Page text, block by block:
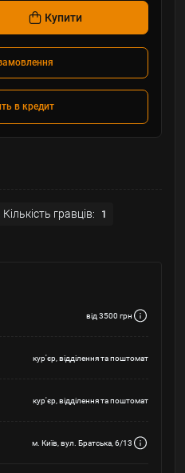
Купити
в кредит
Кількість гравців: 1
від 3500 грн
кур'єр, відділення та поштомат
кур'єр, відділення та поштомат
м. Київ, вул. Братська, 6/13